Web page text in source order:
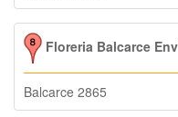
Floreria Balcarce
Balcarce 2865